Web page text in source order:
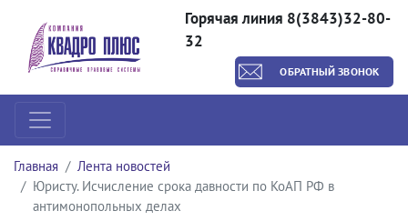
Горячая линия 8(3843)32-80-
32
ОБРАТНЫЙ ЗВОНОК
Главная
Лента новостей
Юристу. Исчисление срока давности по КоАП РФ в
антимонопольных делах